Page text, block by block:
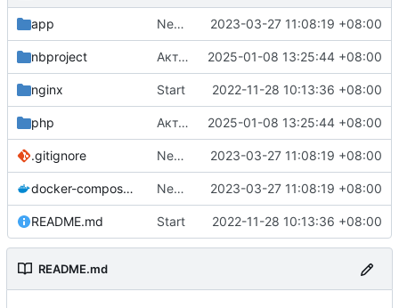
app New php helper for dockerized cli scripts 2023-03-27 11:08:19 +08:00
nbproject Актуализация версий 2025-01-08 13:25:44 +08:00
nginx Start 2022-11-28 10:13:36 +08:00
php Актуализация версий 2025-01-08 13:25:44 +08:00
.gitignore New php helper for dockerized cli scripts 2023-03-27 11:08:19 +08:00
docker-compose.yml New php helper for dockerized cli scripts 2023-03-27 11:08:19 +08:00
README.md Start 2022-11-28 10:13:36 +08:00
README.md